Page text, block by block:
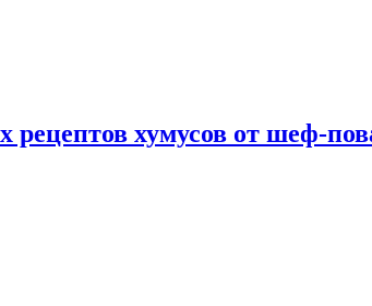
рецептов хумусов от шеф-